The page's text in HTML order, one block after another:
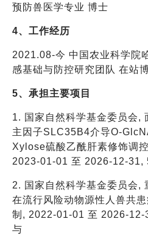
预防兽医学专业 博士
4、工作经历
2021.08-今 中国农业科学院
感基础与防控研究团队 在站
5、承担主要项目
1. 国家自然科学基金委员会,
主因子SLC35B4介导O-
Xylose硫酸乙酰肝素修饰调
2023-01-01 至 2026-12-31,
2. 国家自然科学基金委员会,
在流行风险动物源性人兽共
制, 2022-01-01 至 2026-12-
与